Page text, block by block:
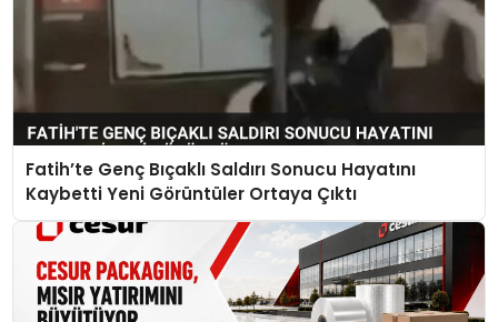
Fatih’te Genç Bıçaklı Saldırı Sonucu Hayatını
Kaybetti Yeni Görüntüler Ortaya Çıktı